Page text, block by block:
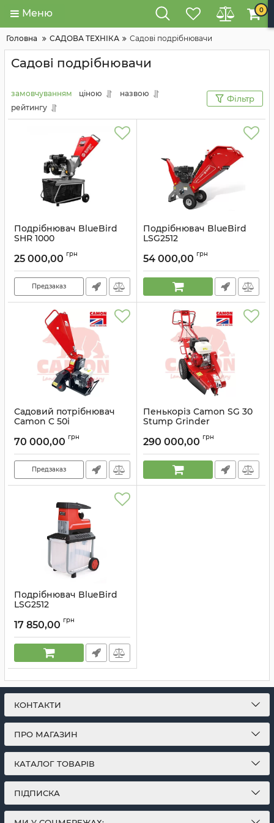
Меню 0
Головна САДОВА ТЕХНІКА Садові подрібнювачи
Садові подрібнювачи
замовчуванням ціною
назвою
рейтингу
Фільтр
Подрібнювач BlueBird
SHR 1000
25 000,00 грн
Предзаказ
Подрібнювач BlueBird
LSG2512
54 000,00 грн
Садовий потрібнювач
Camon C 50i
70 000,00 грн
Предзаказ
Пенькоріз Camon SG 30
Stump Grinder
290 000,00 грн
Подрібнювач BlueBird
LSG2512
17 850,00 грн
КОНТАКТИ
ПРО МАГАЗИН
КАТАЛОГ ТОВАРІВ
ПІДПИСКА